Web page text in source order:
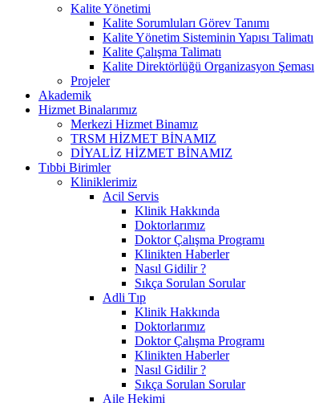
Kalite Yönetimi
Kalite Sorumluları Görev Tanımı
Kalite Yönetim Sisteminin Yapısı Talimatı
Kalite Çalışma Talimatı
Kalite Direktörlüğü Organizasyon Şeması
Projeler
Akademik
Hizmet Binalarımız
Merkezi Hizmet Binamız
TRSM HİZMET BİNAMIZ
DİYALİZ HİZMET BİNAMIZ
Tıbbi Birimler
Kliniklerimiz
Acil Servis
Klinik Hakkında
Doktorlarımız
Doktor Çalışma Programı
Klinikten Haberler
Nasıl Gidilir ?
Sıkça Sorulan Sorular
Adli Tıp
Klinik Hakkında
Doktorlarımız
Doktor Çalışma Programı
Klinikten Haberler
Nasıl Gidilir ?
Sıkça Sorulan Sorular
Aile Hekimi